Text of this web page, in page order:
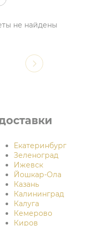
не найдены
Екатеринбург
Зеленоград
Ижевск
Йошкар-Ола
Казань
Калининград
Калуга
Кемерово
Киров